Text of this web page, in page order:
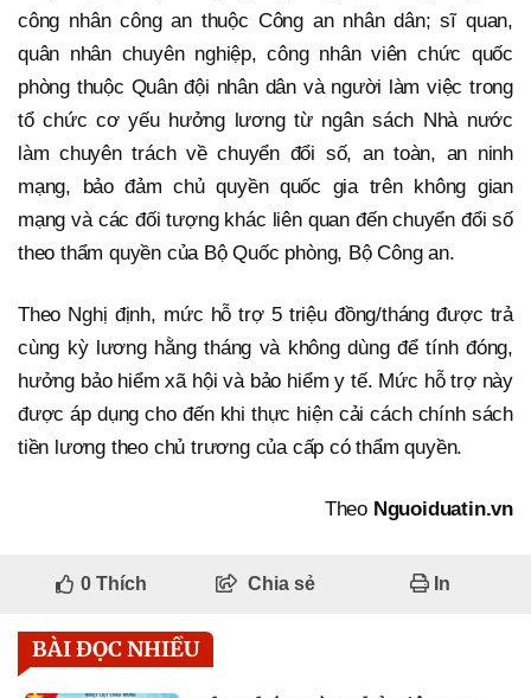
công nhân công an thuộc Công an nhân dân; sĩ quan,
quân nhân chuyên nghiệp, công nhân viên chức quốc
phòng thuộc Quân đội nhân dân và người làm việc trong
tổ chức cơ yếu hưởng lương từ ngân sách Nhà nước
làm chuyên trách về chuyển đổi số, an toàn, an ninh
mạng, bảo đảm chủ quyền quốc gia trên không gian
mạng và các đối tượng khác liên quan đến chuyển đổi số
theo thẩm quyền của Bộ Quốc phòng, Bộ Công an.
Theo Nghị định, mức hỗ trợ 5 triệu đồng/tháng được trả
cùng kỳ lương hằng tháng và không dùng để tính đóng,
hưởng bảo hiểm xã hội và bảo hiểm y tế. Mức hỗ trợ này
được áp dụng cho đến khi thực hiện cải cách chính sách
tiền lương theo chủ trương của cấp có thẩm quyền.
Theo Nguoiduatin.vn
0Thích Chia sẻ In
BÀI ĐỌC NHIỀU